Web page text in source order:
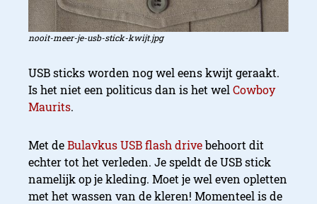
nooit-meer-je-usb-stick-kwijt.jpg
USB sticks worden nog wel eens kwijt geraakt.
Is het niet een politicus dan is het wel Cowboy
Maurits.
Met deBulavkus USB flash drivebehoort dit
echter tot het verleden. Je speldt de USB stick
namelijk op je kleding. Moet je wel even opletten
met het wassen van de kleren! Momenteel is de